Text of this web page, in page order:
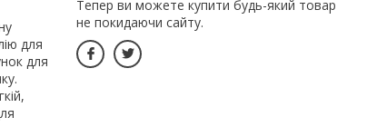
для
для
Тепер ви можете купити будь-який товар
не покидаючи сайту.